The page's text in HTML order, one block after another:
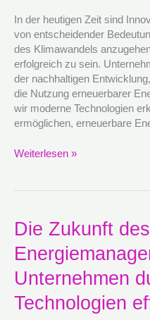
In der heutigen Zeit sind
von entscheidender
des Klimawandels
erfolgreich zu sein.
der nachhaltigen
die Nutzung erneuerbarer
wir moderne Technologien
ermöglichen, erneuerbare
erneuerbarer
Energien
in
Unternehmen
Weiterlesen »
Die Zukunft des
Unternehmen
Technologien
Die
Zukunft
des
Energiemanagements:
Wie
Ihr
Unternehmen